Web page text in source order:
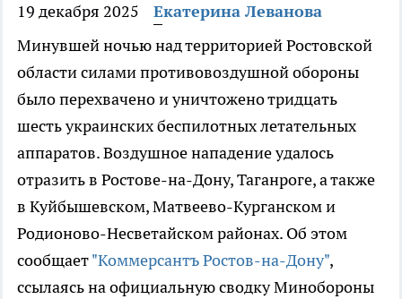
19 декабря 2025
Екатерина Леванова
Минувшей ночью над территорией Ростовской
области силами противовоздушной обороны
было перехвачено и уничтожено тридцать
шесть украинских беспилотных летательных
аппаратов. Воздушное нападение удалось
отразить в Ростове-на-Дону, Таганроге, а также
в Куйбышевском, Матвеево-Курганском и
Родионово-Несветайском районах. Об этом
сообщает"Коммерсантъ Ростов-на-Дону",
ссылаясь на официальную сводку Минобороны